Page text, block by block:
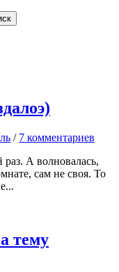
/ 7 комментариев
А волновалась,
сам не своя. То
тему